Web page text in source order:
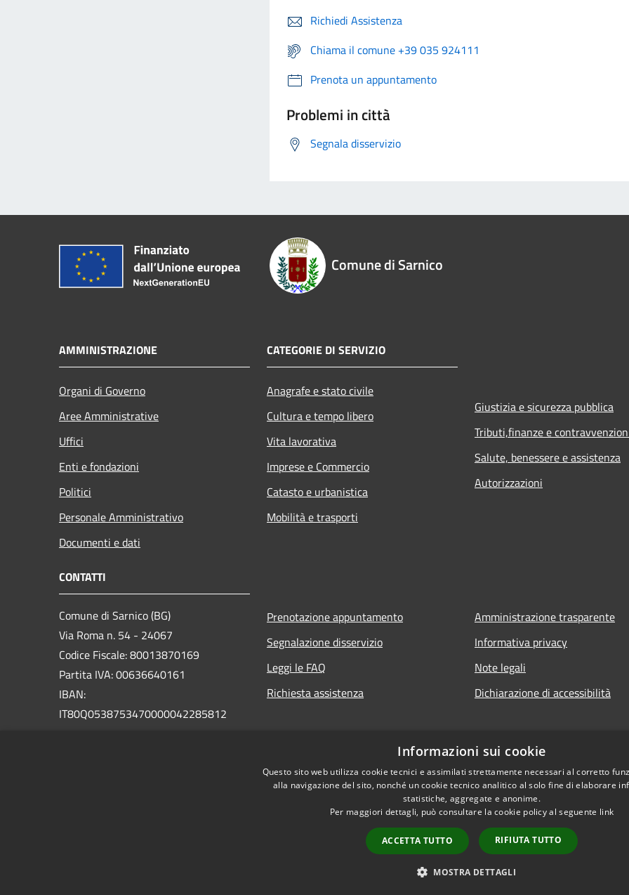
Richiedi Assistenza
Chiama il comune +39 035 924111
Prenota un appuntamento
Problemi in città
Segnala disservizio
Comune di Sarnico
AMMINISTRAZIONE
Organi di Governo
Aree Amministrative
Uffici
Enti e fondazioni
Politici
Personale Amministrativo
Documenti e dati
CATEGORIE DI SERVIZIO
Anagrafe e stato civile
Cultura e tempo libero
Vita lavorativa
Imprese e Commercio
Catasto e urbanistica
Mobilità e trasporti
Giustizia e sicurezza pubblica
Tributi,finanze e
Salute, benessere e assistenza
Autorizzazioni
CONTATTI
Comune di Sarnico (BG)
Via Roma n. 54 - 24067
Codice Fiscale: 80013870169
Partita IVA: 00636640161
IBAN:
IT80Q0538753470000042285812
Prenotazione appuntamento
Segnalazione disservizio
Leggi le FAQ
Richiesta assistenza
Amministrazione trasparente
Informativa privacy
Note legali
Dichiarazione di accessibilità
Copyright © 2026 • Comune
Informazioni sui cookie
Questo sito web utilizza cookie tecnici e assimilati strettamente necessari al corretto
alla navigazione del sito, nonché un cookie tecnico analitico al solo fine di elaborare
statistiche, aggregate e anonime.
Per maggiori dettagli, può consultare la cookie policy al seguente link
ACCETTA TUTTO RIFIUTA TUTTO
MOSTRA DETTAGLI